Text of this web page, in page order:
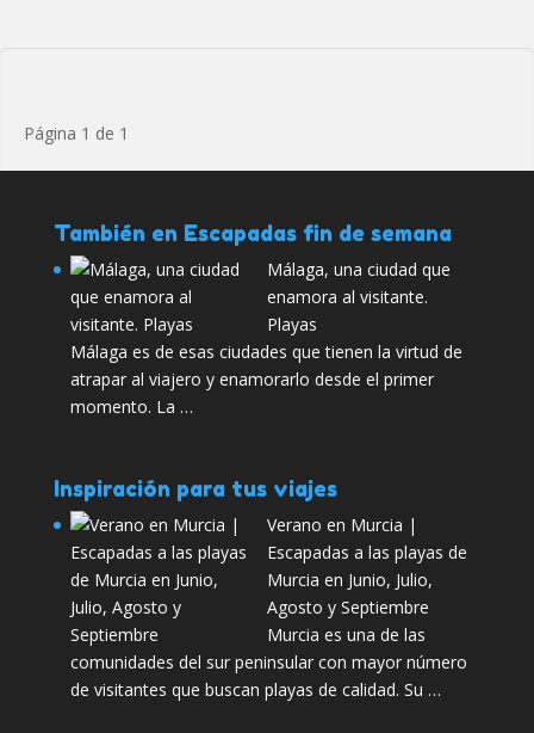
Página 1 de 1
También en Escapadas fin de semana
Málaga, una ciudad que
enamora al visitante.
Playas
Málaga es de esas ciudades que tienen la virtud de
atrapar al viajero y enamorarlo desde el primer
momento. La …
Inspiración para tus viajes
Verano en Murcia |
Escapadas a las playas de
Murcia en Junio, Julio,
Agosto y Septiembre
Murcia es una de las
comunidades del sur peninsular con mayor número
de visitantes que buscan playas de calidad. Su …